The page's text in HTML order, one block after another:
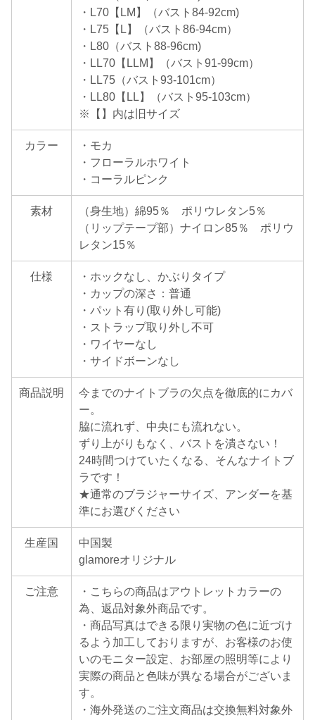
・L70【LM】（バスト84-92cm)
・L75【L】（バスト86-94cm）
・L80（バスト88-96cm)
・LL70【LLM】（バスト91-99cm）
・LL75（バスト93-101cm）
・LL80【LL】（バスト95-103cm）
※【】内は旧サイズ
カラー
・モカ
・フローラルホワイト
・コーラルピンク
素材
（身生地）綿95％ ポリウレタン5％
（リップテープ部）ナイロン85％ ポリウ
レタン15％
仕様
・ホックなし、かぶりタイプ
・カップの深さ：普通
・パット有り(取り外し可能)
・ストラップ取り外し不可
・ワイヤーなし
・サイドボーンなし
商品説明
今までのナイトブラの欠点を徹底的にカバ
ー。
脇に流れず、中央にも流れない。
ずり上がりもなく、バストを潰さない！
24時間つけていたくなる、そんなナイトブ
ラです！
★通常のブラジャーサイズ、アンダーを基
準にお選びください
生産国
中国製
glamoreオリジナル
ご注意
・こちらの商品はアウトレットカラーの
為、返品対象外商品です。
・商品写真はできる限り実物の色に近づけ
るよう加工しておりますが、お客様のお使
いのモニター設定、お部屋の照明等により
実際の商品と色味が異なる場合がございま
す。
・海外発送のご注文商品は交換無料対象外